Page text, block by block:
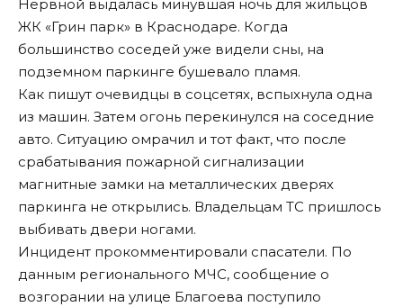
Нервной выдалась минувшая ночь для жильцов
ЖК «Грин парк» в Краснодаре. Когда
большинство соседей уже видели сны, на
подземном паркинге бушевало пламя.
Как пишут очевидцы в соцсетях, вспыхнула одна
из машин. Затем огонь перекинулся на соседние
авто. Ситуацию омрачил и тот факт, что после
срабатывания пожарной сигнализации
магнитные замки на металлических дверях
паркинга не открылись. Владельцам ТС пришлось
выбивать двери ногами.
Инцидент прокомментировали спасатели. По
данным регионального МЧС, сообщение о
возгорании на улице Благоева поступило